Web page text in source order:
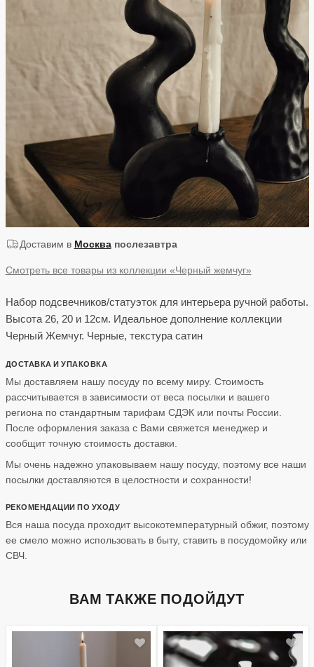
Доставим в Москва послезавтра
Смотреть все товары из коллекции «Черный жемчуг»
Набор подсвечников/статуэток для интерьера ручной работы.
Высота 26, 20 и 12см. Идеальное дополнение коллекции
Черный Жемчуг. Черные, текстура сатин
ДОСТАВКА И УПАКОВКА
Мы доставляем нашу посуду по всему миру. Стоимость
рассчитывается в зависимости от веса посылки и вашего
региона по стандартным тарифам СДЭК или почты России.
После оформления заказа с Вами свяжется менеджер и
сообщит точную стоимость доставки.
Мы очень надежно упаковываем нашу посуду, поэтому все наши
посылки доставляются в целостности и сохранности!
РЕКОМЕНДАЦИИ ПО УХОДУ
Вся наша посуда проходит высокотемпературный обжиг, поэтому
ее смело можно использовать в быту, ставить в посудомойку или
СВЧ.
ВАМ ТАКЖЕ ПОДОЙДУТ